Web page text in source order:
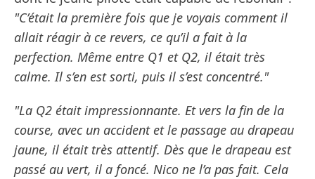
"C’était la première fois que je voyais comment il
allait réagir à ce revers, ce qu’il a fait à la
perfection. Même entre Q1 et Q2, il était très
calme. Il s’en est sorti, puis il s’est concentré."
"La Q2 était impressionnante. Et vers la fin de la
course, avec un accident et le passage au drapeau
jaune, il était très attentif. Dès que le drapeau est
passé au vert, il a foncé. Nico ne l’a pas fait. Cela